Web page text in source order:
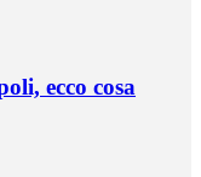
ecco cosa